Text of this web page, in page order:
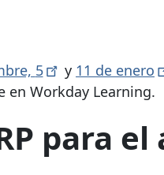
5 y 11 de enero
en Workday Learning.
para el